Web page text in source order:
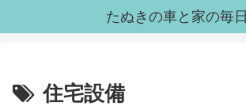
たぬきの車と家の毎日
住宅設備